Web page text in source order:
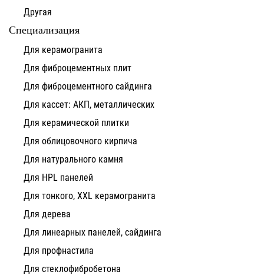
Другая
Специализация
Для керамогранита
Для фиброцементных плит
Для фиброцементного сайдинга
Для кассет: АКП, металлических
Для керамической плитки
Для облицовочного кирпича
Для натурального камня
Для HPL панелей
Для тонкого, XXL керамогранита
Для дерева
Для линеарных панелей, сайдинга
Для профнастила
Для стеклофибробетона